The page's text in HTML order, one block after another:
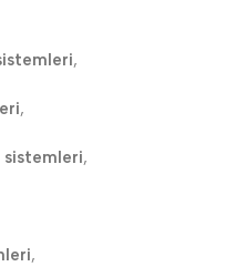
,
,
sistemleri,
,